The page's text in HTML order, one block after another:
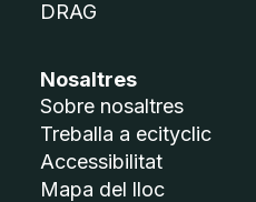
DRAG
Nosaltres
Sobre nosaltres
Treballa a ecityclic
Accessibilitat
Mapa del lloc